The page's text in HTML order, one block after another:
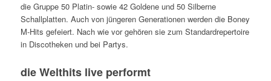
die Gruppe 50 Platin- sowie 42 Goldene und 50 Silberne
Schallplatten. Auch von jüngeren Generationen werden die Boney
M-Hits gefeiert. Nach wie vor gehören sie zum Standardrepertoire
in Discotheken und bei Partys.
die Welthits live performt